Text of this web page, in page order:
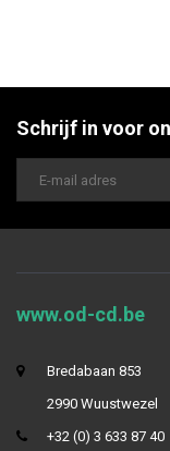
Schrijf in voor
www.od-cd.be
Bredabaan 853
2990 Wuustwezel
+32 (0) 3 633 87 40